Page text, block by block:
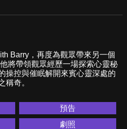
Barry，再度為觀眾帶來另一個
將帶領觀眾經歷一場探索心靈秘
操控與催眠解開來賓心靈深處的
稱奇。
預告
劇照